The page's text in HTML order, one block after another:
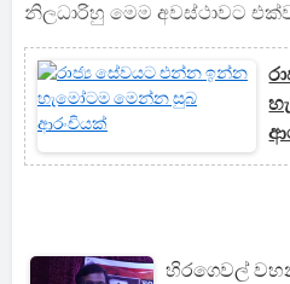
නිලධාරිහු මෙම අවස්ථාවට
හිරගෙවල්